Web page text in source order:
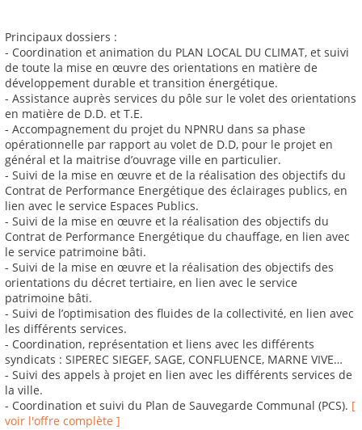
Principaux dossiers :
- Coordination et animation du PLAN LOCAL DU CLIMAT, et suivi
de toute la mise en œuvre des orientations en matière de
développement durable et transition énergétique.
- Assistance auprès services du pôle sur le volet des orientations
en matière de D.D. et T.E.
- Accompagnement du projet du NPNRU dans sa phase
opérationnelle par rapport au volet de D.D, pour le projet en
général et la maitrise d’ouvrage ville en particulier.
- Suivi de la mise en œuvre et de la réalisation des objectifs du
Contrat de Performance Energétique des éclairages publics, en
lien avec le service Espaces Publics.
- Suivi de la mise en œuvre et la réalisation des objectifs du
Contrat de Performance Energétique du chauffage, en lien avec
le service patrimoine bâti.
- Suivi de la mise en œuvre et la réalisation des objectifs des
orientations du décret tertiaire, en lien avec le service
patrimoine bâti.
- Suivi de l’optimisation des fluides de la collectivité, en lien avec
les différents services.
- Coordination, représentation et liens avec les différents
syndicats : SIPEREC SIEGEF, SAGE, CONFLUENCE, MARNE VIVE…
- Suivi des appels à projet en lien avec les différents services de
la ville.
- Coordination et suivi du Plan de Sauvegarde Communal (PCS). [
voir l'offre complète ]